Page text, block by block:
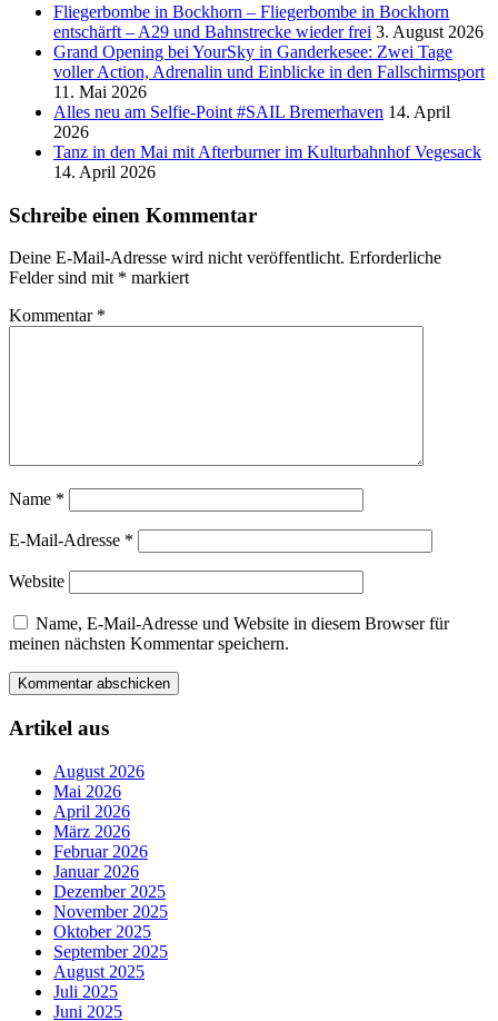
Fliegerbombe in Bockhorn – Fliegerbombe in Bockhorn
entschärft – A29 und Bahnstrecke wieder frei 3. August 2026
Grand Opening bei YourSky in Ganderkesee: Zwei Tage
voller Action, Adrenalin und Einblicke in den Fallschirmsport
11. Mai 2026
Alles neu am Selfie-Point #SAIL Bremerhaven 14. April
2026
Tanz in den Mai mit Afterburner im Kulturbahnhof Vegesack
14. April 2026
Schreibe einen Kommentar
Deine E-Mail-Adresse wird nicht veröffentlicht. Erforderliche
Felder sind mit * markiert
Kommentar *
Name *
E-Mail-Adresse *
Website
Name, E-Mail-Adresse und Website in diesem Browser für
meinen nächsten Kommentar speichern.
Artikel aus
August 2026
Mai 2026
April 2026
März 2026
Februar 2026
Januar 2026
Dezember 2025
November 2025
Oktober 2025
September 2025
August 2025
Juli 2025
Juni 2025